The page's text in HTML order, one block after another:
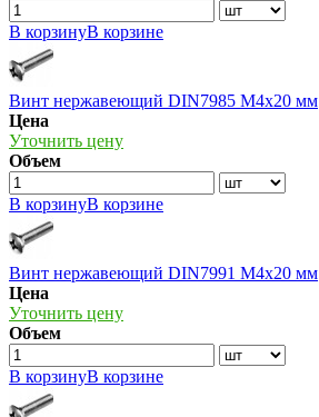
В корзинуВ корзине
Винт нержавеющий DIN7985 М4х20 мм
Цена
Уточнить цену
Объем
В корзинуВ корзине
Винт нержавеющий DIN7991 М4х20 мм
Цена
Уточнить цену
Объем
В корзинуВ корзине